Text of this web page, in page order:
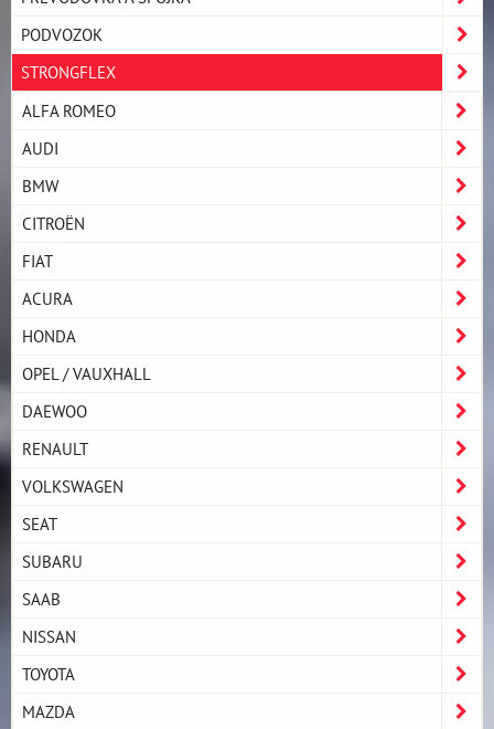
PODVOZOK
STRONGFLEX
ALFA ROMEO
AUDI
BMW
CITROËN
FIAT
ACURA
HONDA
OPEL / VAUXHALL
DAEWOO
RENAULT
VOLKSWAGEN
SEAT
SUBARU
SAAB
NISSAN
TOYOTA
MAZDA